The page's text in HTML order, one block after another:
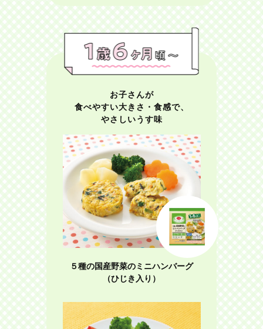
お子さんが
食べやすい大きさ・食感で、
やさしいうす味
５種の国産野菜のミニハンバーグ
（ひじき入り）